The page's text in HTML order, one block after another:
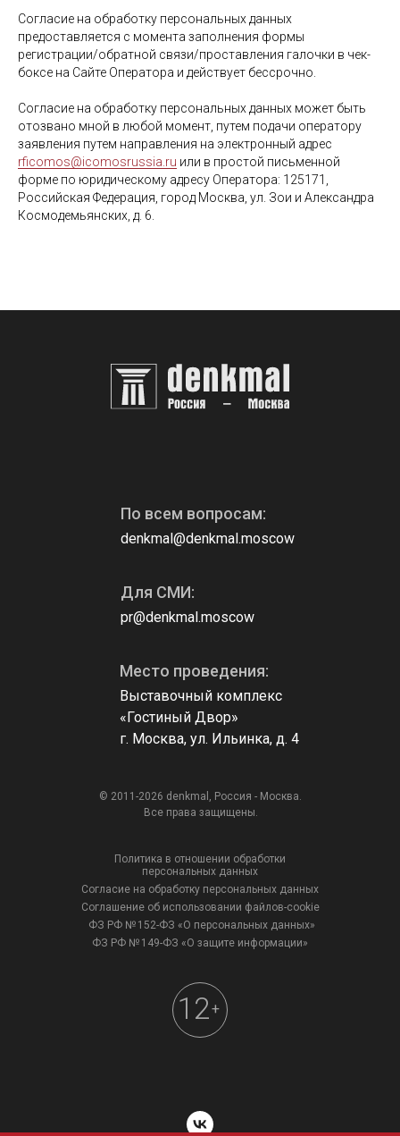
Согласие на обработку персональных данных
предоставляется с момента заполнения формы
регистрации/обратной связи/проставления галочки в чек-
боксе на Сайте Оператора и действует бессрочно.
Согласие на обработку персональных данных может быть
отозвано мной в любой момент, путем подачи оператору
заявления путем направления на электронный адрес
rficomos@icomosrussia.ru или в простой письменной
форме по юридическому адресу Оператора: 125171,
Российская Федерация, город Москва, ул. Зои и Александра
Космодемьянских, д. 6.
pr@denkmal.moscow
Для СМИ:
denkmal@denkmal.moscow
По всем вопросам:
Выставочный комплекс
«Гостиный Двор»
г. Москва, ул. Ильинка, д. 4
Место проведения:
© 2011-2026 denkmal, Россия - Москва.
Все права защищены.
12+
Политика в отношении обработки
персональных данных
Согласие на обработку персональных данных
Соглашение об использовании файлов-cookie
ФЗ РФ № 152-ФЗ «О персональных данных»
ФЗ РФ № 149-ФЗ «О защите информации»